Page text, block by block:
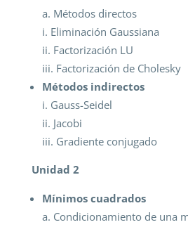
a. Métodos directos
i. Eliminación Gaussiana
ii. Factorización LU
iii. Factorización de Cholesky
Métodos indirectos
i. Gauss-Seidel
ii. Jacobi
iii. Gradiente conjugado
Unidad 2
Mínimos cuadrados
a. Condicionamiento de una